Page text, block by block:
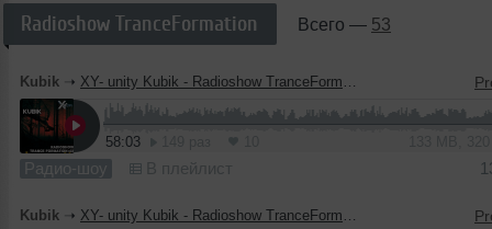
Radioshow TranceFormation Всего — 53
Kubik ➝ XY- unity Kubik - Radioshow TranceFormation #52
58:03
Радио-шоу В плейлист
Kubik ➝ XY- unity Kubik - Radioshow TranceFormation #51